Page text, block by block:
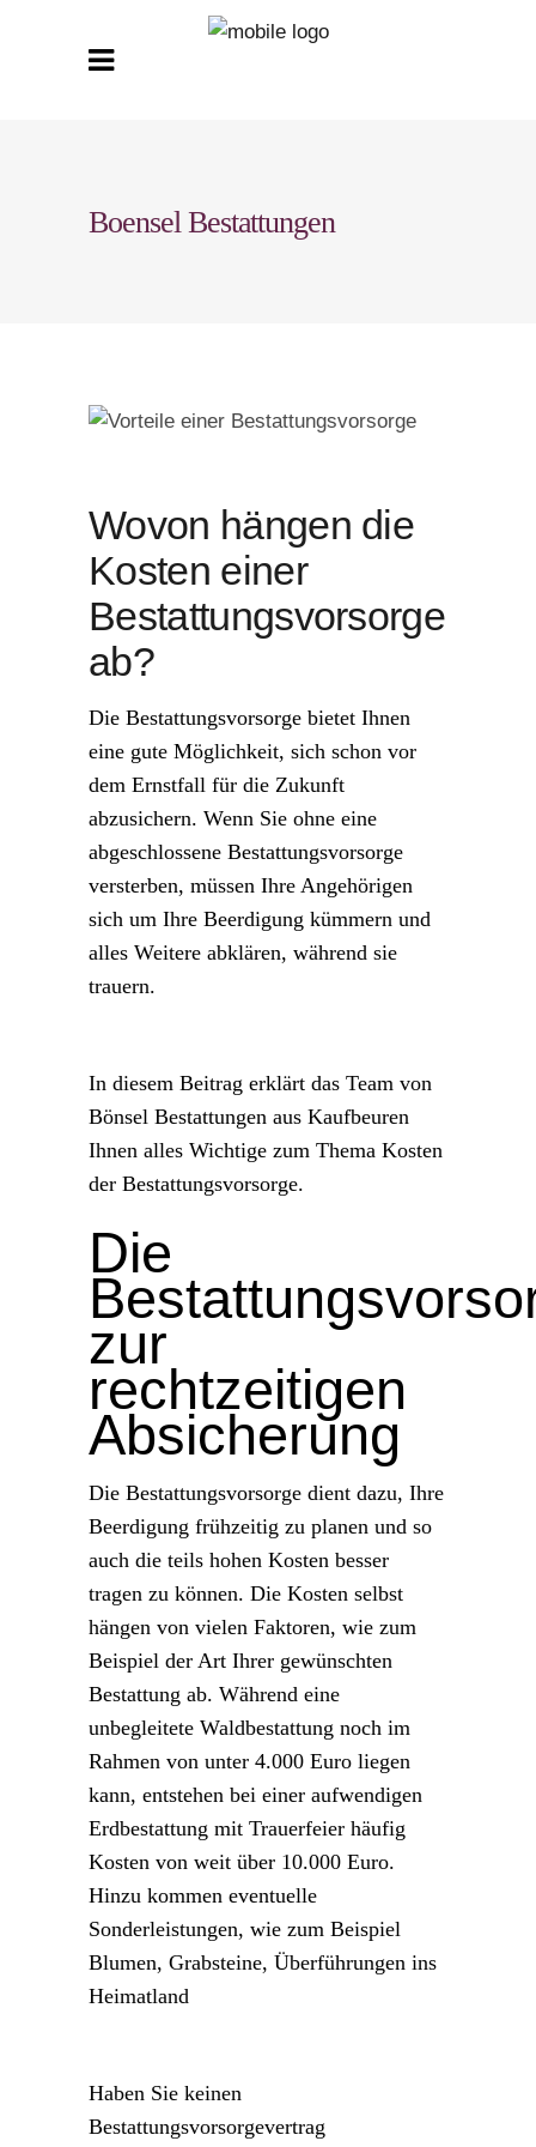
Boensel Bestattungen
Wovon hängen die
Kosten einer
Bestattungsvorsorge
ab?
Die Bestattungsvorsorge bietet Ihnen
eine gute Möglichkeit, sich schon vor
dem Ernstfall für die Zukunft
abzusichern. Wenn Sie ohne eine
abgeschlossene Bestattungsvorsorge
versterben, müssen Ihre Angehörigen
sich um Ihre Beerdigung kümmern und
alles Weitere abklären, während sie
trauern.
In diesem Beitrag erklärt das Team von
Bönsel Bestattungen aus Kaufbeuren
Ihnen alles Wichtige zum Thema Kosten
der Bestattungsvorsorge.
Die
zur
rechtzeitigen
Absicherung
Die Bestattungsvorsorge dient dazu, Ihre
Beerdigung frühzeitig zu planen und so
auch die teils hohen Kosten besser
tragen zu können. Die Kosten selbst
hängen von vielen Faktoren, wie zum
Beispiel der Art Ihrer gewünschten
Bestattung ab. Während eine
unbegleitete Waldbestattung noch im
Rahmen von unter 4.000 Euro liegen
kann, entstehen bei einer aufwendigen
Erdbestattung mit Trauerfeier häufig
Kosten von weit über 10.000 Euro.
Hinzu kommen eventuelle
Sonderleistungen, wie zum Beispiel
Blumen, Grabsteine, Überführungen ins
Heimatland
Haben Sie keinen
Bestattungsvorsorgevertrag